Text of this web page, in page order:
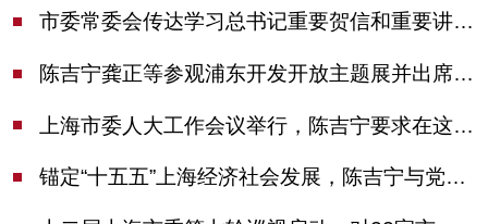
市委常委会传达学习总书记重要贺信和重要讲话精神，研究党建引领物业治理等工作
陈吉宁龚正等参观浦东开发开放主题展并出席座谈会
上海市委人大工作会议举行，陈吉宁要求在这些方面更加奋发有为
锚定“十五五”上海经济社会发展，陈吉宁与党外人士专题协商座谈